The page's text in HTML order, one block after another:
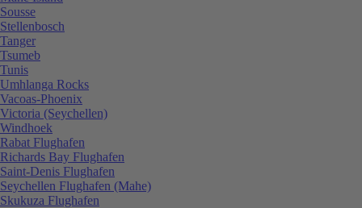
Sousse
Stellenbosch
Tanger
Tsumeb
Tunis
Umhlanga Rocks
Vacoas-Phoenix
Victoria (Seychellen)
Windhoek
Rabat Flughafen
Richards Bay Flughafen
Saint-Denis Flughafen
Seychellen Flughafen (Mahe)
Skukuza Flughafen